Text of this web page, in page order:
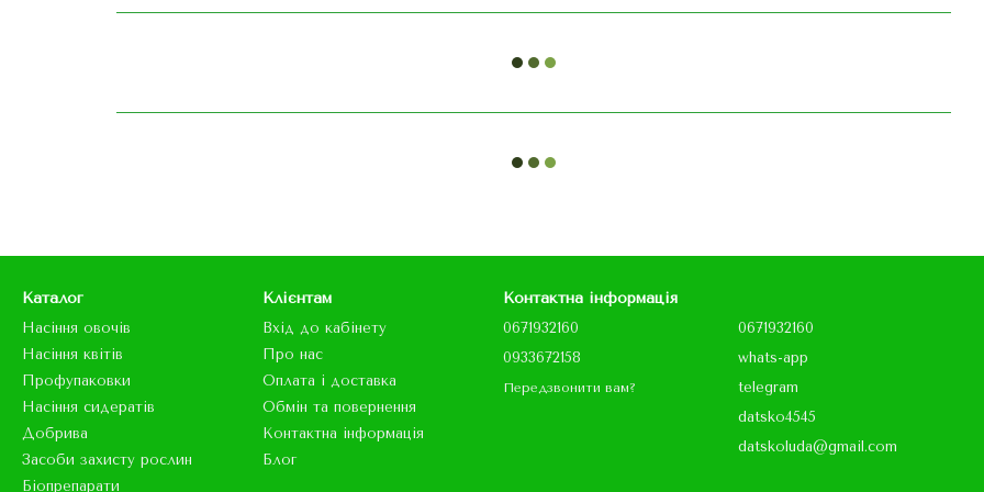
Каталог
Насіння овочів
Насіння квітів
Профупаковки
Насіння сидератів
Добрива
Засоби захисту рослин
Біопрепарати
Клієнтам
Вхід до кабінету
Про нас
Оплата і доставка
Обмін та повернення
Контактна інформація
Блог
Контактна інформація
0671932160
0933672158
Передзвонити вам?
0671932160
whats-app
telegram
datsko4545
datskoluda@gmail.com